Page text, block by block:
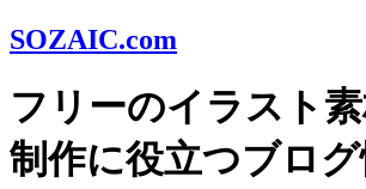
SOZAIC.com
フリーのイラスト素
制作に役立つブロ